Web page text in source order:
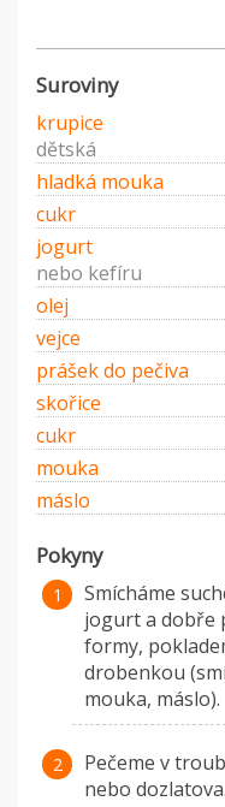
Suroviny
krupice
dětská
hladká mouka
cukr
jogurt
nebo kefíru
olej
vejce
prášek do pečiva
skořice
cukr
mouka
máslo
Pokyny
Smícháme
jogurt a dobře
formy,
drobenkou
mouka, máslo).
Pečeme v
nebo dozlatova.